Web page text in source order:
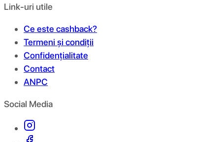
Link-uri utile
Ce este cashback?
Termeni și condiții
Confidențialitate
Contact
ANPC
Social Media